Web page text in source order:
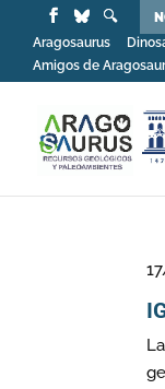
Aragosaurus
Amigos de